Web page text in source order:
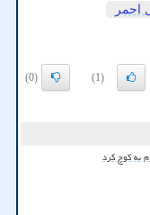
احمر
(1)
(0)
به کوچ کرد